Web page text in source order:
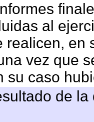
al
realicen, en
vez que
su caso
de